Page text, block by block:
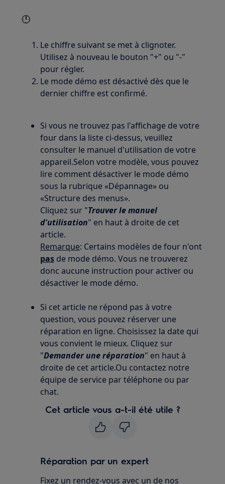
Le chiffre suivant se met à clignoter.
Utilisez à nouveau le bouton "+" ou "-"
pour régler.
Le mode démo est désactivé dès que le
dernier chiffre est confirmé.
Si vous ne trouvez pas l'affichage de votre
four dans la liste ci-dessus, veuillez
consulter le manuel d'utilisation de votre
appareil.Selon votre modèle, vous pouvez
lire comment désactiver le mode démo
sous la rubrique «Dépannage» ou
«Structure des menus».
Cliquez sur "Trouver le manuel
d'utilisation" en haut à droite de cet
article.
Remarque: Certains modèles de four n'ont
pas de mode démo. Vous ne trouverez
donc aucune instruction pour activer ou
désactiver le mode démo.
Si cet article ne répond pas à votre
question, vous pouvez réserver une
réparation en ligne. Choisissez la date qui
vous convient le mieux. Cliquez sur
"Demander une réparation" en haut à
droite de cet article.Ou contactez notre
équipe de service par téléphone ou par
chat.
Cet article vous a-t-il été utile ?
Réparation par un expert
Fixez un rendez-vous avec un de nos